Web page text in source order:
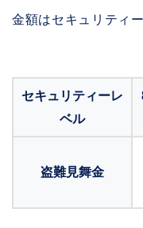
金額はセキュリティ
セキュリティーレ
ベル
盗難見舞金